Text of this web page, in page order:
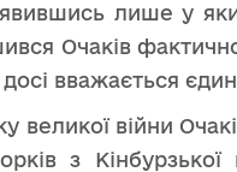
лише у
Очаків
вважається
великої війни
з